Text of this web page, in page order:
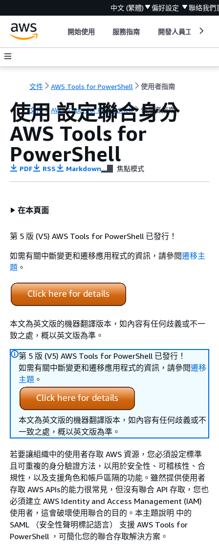
中文 (繁體) 偏好設定 聯絡我們
開始使用 服務指南 開發人員工具
文件 AWS Tools for PowerShell 使用者指南
文件 AWS Tools for PowerShell 使用者指南
使用 設定聯合身分
AWS Tools for
PowerShell
PDF RSS Markdown 焦點模式
在本頁面
第 5 版 (V5) AWS Tools for PowerShell 已發行！
如需有關中斷變更和遷移應用程式的資訊，請參閱遷移主
題 。
本文為英文版的機器翻譯版本，如內容有任何歧義或不一
致之處，概以英文版為準。
第 5 版 (V5) AWS Tools for PowerShell 已發行！
如需有關中斷變更和遷移應用程式的資訊，請參閱遷移
主題 。
本文為英文版的機器翻譯版本，如內容有任何歧義或不
一致之處，概以英文版為準。
若要讓組織中的使用者存取 AWS 資源，您必須設定標準
且可重複的身分驗證方法，以用於安全性、可稽核性、合
規性，以及支援角色和帳戶區隔的功能。雖然提供使用者
存取 AWS APIs的能力很常見，但沒有聯合 API 存取，您也
必須建立 AWS Identity and Access Management (IAM)
使用者，這會破壞使用聯合的目的。本主題說明 中的
SAML （安全性聲明標記語言） 支援 AWS Tools for
PowerShell ，可簡化您的聯合存取解決方案。